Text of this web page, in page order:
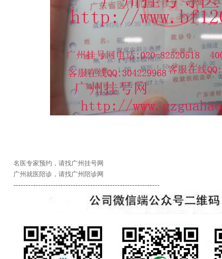
名医专家预约，请找广州挂号网
广州就医陪诊，请找广州陪诊网
-----------------------------------------------------------